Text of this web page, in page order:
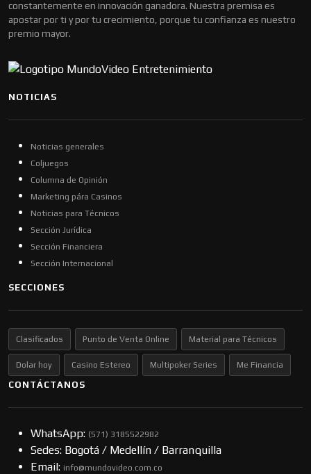
constantemente en innovación ganadora. Nuestra premisa es
apostar por ti y por tu crecimiento, porque tu confianza es nuestro
premio mayor.
NOTICIAS
Noticias generales
Coljuegos
Columna de Opinión
Marketing pára Casinos
Noticias para Técnicos
Sección Jurídica
Sección Financiera
Sección Internacional
SECCIONES
Clasificados Punto de Venta Online Material para Técnicos
Dolar hoy Casino Estereo Multipoker Series Me Financia
CONTÁCTANOS
WhatsApp: (57​​1) 3185522982
Sedes: Bogotá / Medellín / Barranquilla
Email: info@mundovideo.com.co